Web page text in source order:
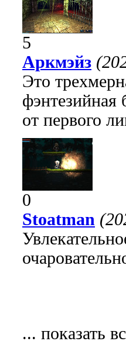
5
Аркмэйз
Это
фэнтезийная
от первого
0
Stoatman
... показать